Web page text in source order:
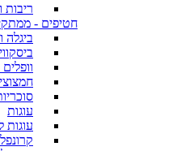
ריבות
חטיפים -
ביגלה
עוגות
עוגות